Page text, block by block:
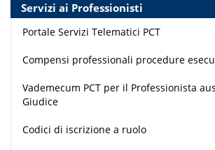
Servizi ai Professionisti
Portale Servizi Telematici PCT
Compensi professionali procedure
Vademecum PCT per il Professionista
Giudice
Codici di iscrizione a ruolo